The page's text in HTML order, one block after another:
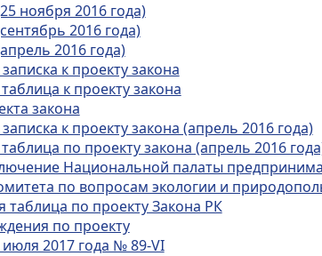
ноября 2016 года)
2016 года)
2016 года)
к проекту закона
к проекту закона
закона
к проекту закона (апрель 2016 года)
по проекту закона (апрель 2016
Национальной палаты
по вопросам экологии и
таблица по проекту Закона РК
по проекту
2017 года № 89-VI